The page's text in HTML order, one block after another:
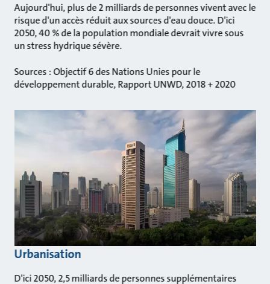
Aujourd'hui, plus de 2 milliards de personnes vivent avec le
risque d'un accès réduit aux sources d'eau douce. D'ici
2050, 40 % de la population mondiale devrait vivre sous
un stress hydrique sévère.
Sources : Objectif 6 des Nations Unies pour le
développement durable, Rapport UNWD, 2018 + 2020
Urbanisation
D'ici 2050, 2,5 milliards de personnes supplémentaires